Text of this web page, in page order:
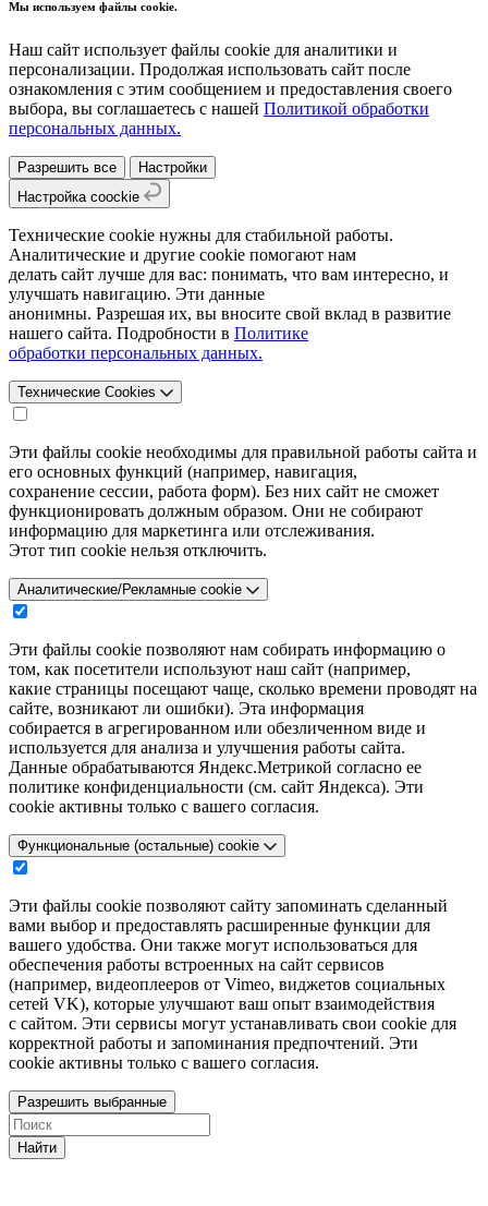
Мы используем файлы cookie.
Наш сайт использует файлы cookie для аналитики и
персонализации. Продолжая использовать сайт после
ознакомления с этим сообщением и предоставления своего
выбора, вы соглашаетесь с нашей Политикой обработки
персональных данных.
Разрешить все
Настройки
Настройка coockie
Технические cookie нужны для стабильной работы.
Аналитические и другие cookie помогают нам
делать сайт лучше для вас: понимать, что вам интересно, и
улучшать навигацию. Эти данные
анонимны. Разрешая их, вы вносите свой вклад в развитие
нашего сайта. Подробности в Политике
обработки персональных данных.
Технические Cookies
Эти файлы cookie необходимы для правильной работы сайта и
его основных функций (например, навигация,
сохранение сессии, работа форм). Без них сайт не сможет
функционировать должным образом. Они не собирают
информацию для маркетинга или отслеживания.
Этот тип cookie нельзя отключить.
Аналитические/Рекламные cookie
Эти файлы cookie позволяют нам собирать информацию о
том, как посетители используют наш сайт (например,
какие страницы посещают чаще, сколько времени проводят на
сайте, возникают ли ошибки). Эта информация
собирается в агрегированном или обезличенном виде и
используется для анализа и улучшения работы сайта.
Данные обрабатываются Яндекс.Метрикой согласно ее
политике конфиденциальности (см. сайт Яндекса). Эти
cookie активны только с вашего согласия.
Функциональные (остальные) cookie
Эти файлы cookie позволяют сайту запоминать сделанный
вами выбор и предоставлять расширенные функции для
вашего удобства. Они также могут использоваться для
обеспечения работы встроенных на сайт сервисов
(например, видеоплееров от Vimeo, виджетов социальных
сетей VK), которые улучшают ваш опыт взаимодействия
с сайтом. Эти сервисы могут устанавливать свои cookie для
корректной работы и запоминания предпочтений. Эти
cookie активны только с вашего согласия.
Разрешить выбранные
Найти